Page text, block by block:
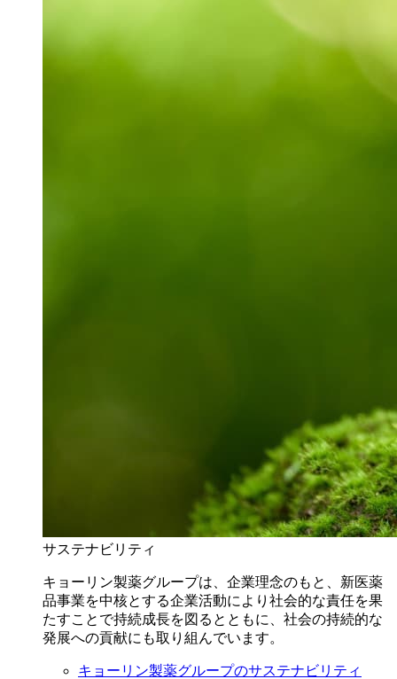
サステナビリティ
キョーリン製薬グループは、企業理念のもと、新医薬
品事業を中核とする企業活動により社会的な責任を果
たすことで持続成長を図るとともに、社会の持続的な
発展への貢献にも取り組んでいます。
キョーリン製薬グループのサステナビリティ